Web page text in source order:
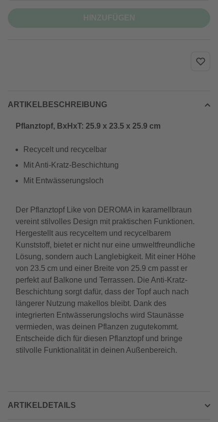
ARTIKELBESCHREIBUNG
Pflanztopf, BxHxT: 25.9 x 23.5 x 25.9 cm
Recycelt und recycelbar
Mit Anti-Kratz-Beschichtung
Mit Entwässerungsloch
Der Pflanztopf Like von DEROMA in karamellbraun
vereint stilvolles Design mit praktischen Funktionen.
Hergestellt aus recyceltem und recycelbarem
Kunststoff, bietet er nicht nur eine umweltfreundliche
Lösung, sondern auch Langlebigkeit. Mit einer Höhe
von 23.5 cm und einer Breite von 25.9 cm passt er
perfekt auf Balkone und Terrassen. Die Anti-Kratz-
Beschichtung sorgt dafür, dass der Topf auch nach
längerer Nutzung makellos bleibt. Dank des
integrierten Entwässerungslochs wird Staunässe
vermieden, was deinen Pflanzen zugutekommt.
Entscheide dich für diesen Pflanztopf und bringe
stilvolle Funktionalität in deinen Außenbereich.
ARTIKELDETAILS